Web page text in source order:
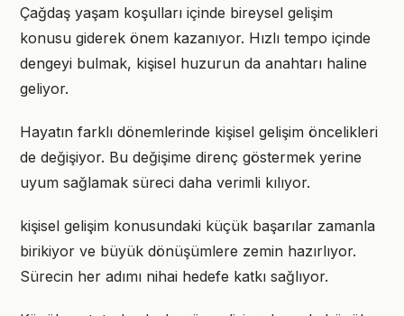
Çağdaş yaşam koşulları içinde bireysel gelişim
konusu giderek önem kazanıyor. Hızlı tempo içinde
dengeyi bulmak, kişisel huzurun da anahtarı haline
geliyor.
Hayatın farklı dönemlerinde kişisel gelişim öncelikleri
de değişiyor. Bu değişime direnç göstermek yerine
uyum sağlamak süreci daha verimli kılıyor.
kişisel gelişim konusundaki küçük başarılar zamanla
birikiyor ve büyük dönüşümlere zemin hazırlıyor.
Sürecin her adımı nihai hedefe katkı sağlıyor.